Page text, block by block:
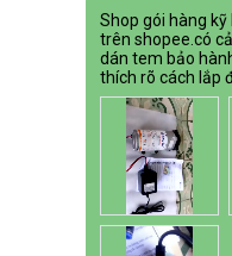
Shop gói hàng
trên shopee.có
dán tem bảo
thích rõ cách lắp